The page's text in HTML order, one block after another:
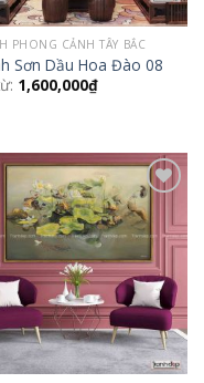
PHONG CẢNH TÂY BẮC
Sơn Dầu Hoa Đào 08
1,600,000₫
Add to
Wishlist